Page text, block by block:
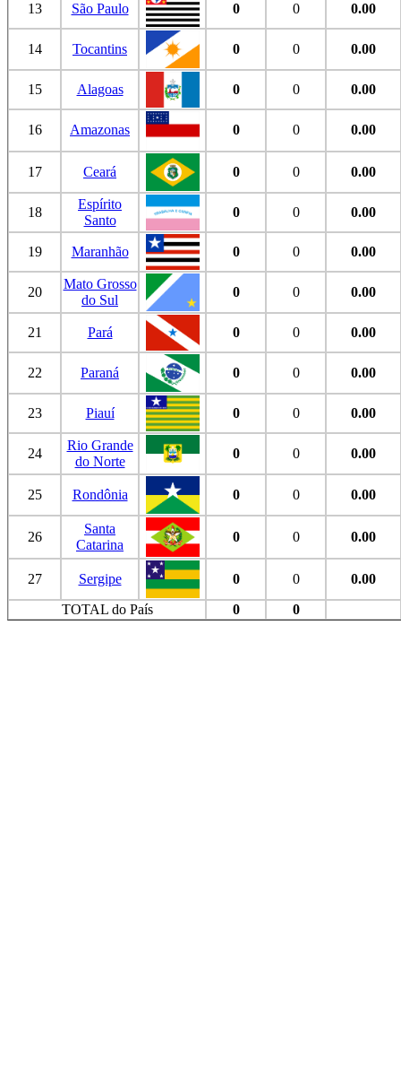
13 São Paulo 0 0 0.00
14 Tocantins 0 0 0.00
15 Alagoas 0 0 0.00
16 Amazonas 0 0 0.00
17 Ceará 0 0 0.00
18
Espírito
Santo
0 0 0.00
19 Maranhão 0 0 0.00
20
Mato Grosso
do Sul
0 0 0.00
21 Pará 0 0 0.00
22 Paraná 0 0 0.00
23 Piauí 0 0 0.00
24
Rio Grande
do Norte
0 0 0.00
25 Rondônia 0 0 0.00
26
Santa
Catarina
0 0 0.00
27 Sergipe 0 0
0.00
TOTAL do País
0 0